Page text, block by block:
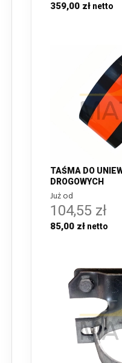
359,00 zł
TAŚMA DO
DROGOWYCH
Już od
104,55 zł
85,00 zł